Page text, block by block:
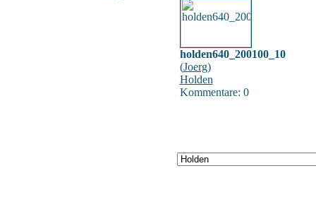
holden640_200100_10
(Joerg)
Holden
Kommentare: 0